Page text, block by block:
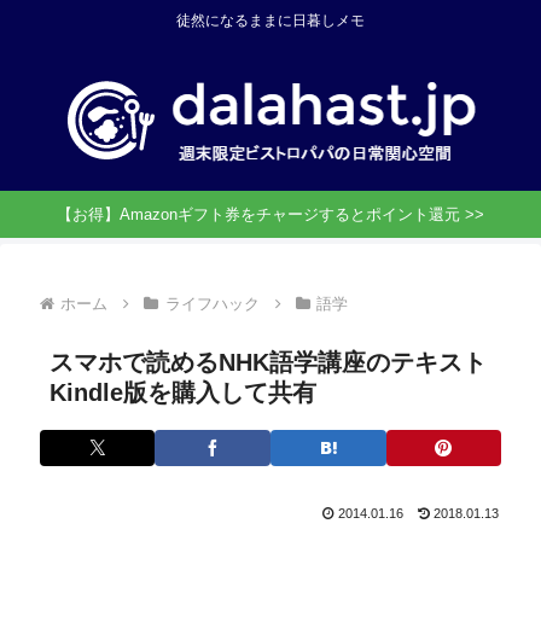
徒然になるままに日暮しメモ
【お得】Amazonギフト券をチャージするとポイント還元 >>
ホーム ライフハック 語学
スマホで読めるNHK語学講座のテキスト
Kindle版を購入して共有
2014.01.16 2018.01.13